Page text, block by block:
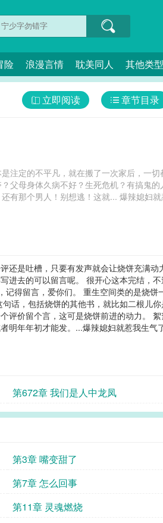
险 浪漫言情 耽美同人 其他类型
章节目录
立即阅读
注定的不平凡，就在搬了一次家后，一
母身体久病不好？生死危机？有搞鬼
辣媳妇就惹我生气了,爆辣媳妇就惹我生气小说,
是吐槽，只要有发声就会让烧饼充满
去的可以留言呢。 很开心这本完结，
得留言，爱你们。 重生空间类的是烧饼
话，包括烧饼的其他书，就比如二根儿
价留个言，这可是烧饼前进的动力。
年年初才能发。...爆辣媳妇就惹我生
第672章 我们是人中龙凤
第3章 嘴变甜了
第7章 怎么回事
第11章 灵魂燃烧